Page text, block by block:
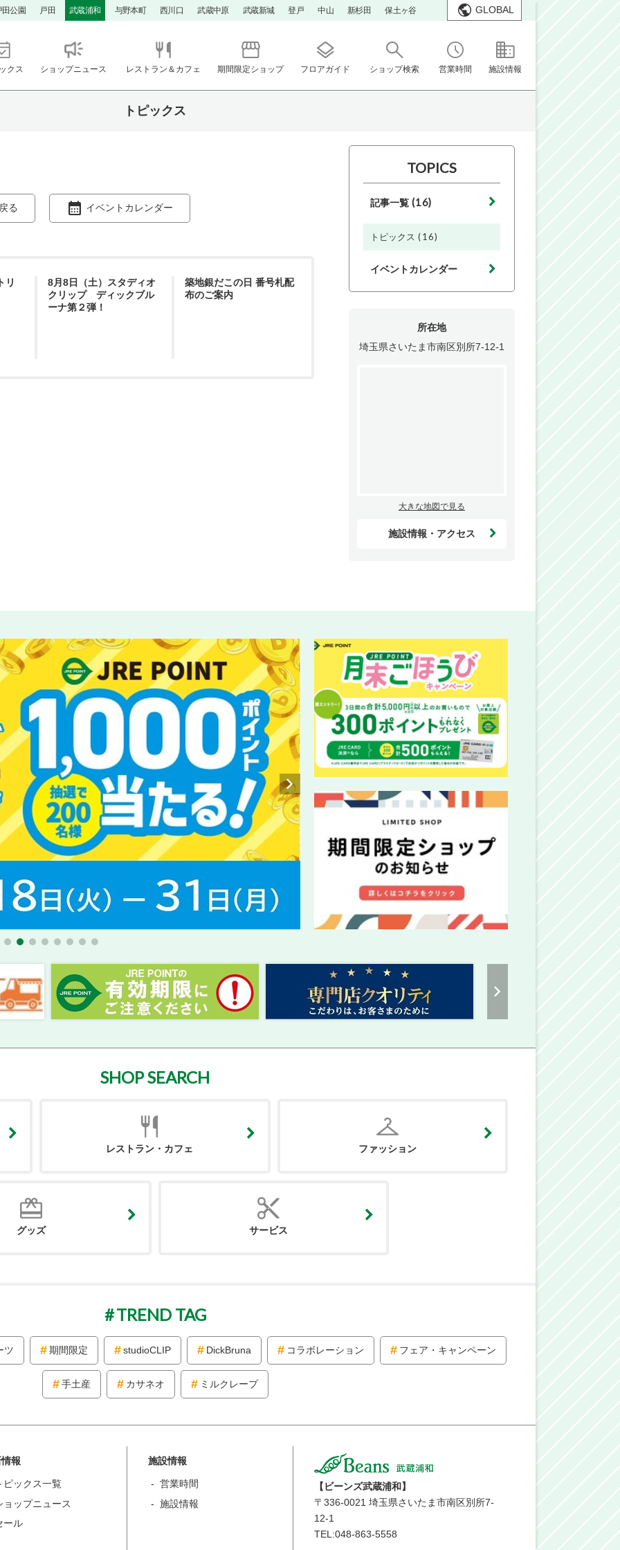
田公園 戸田 武蔵浦和 与野本町 西川口 武蔵中原 武蔵新城 登戸 中山 新杉田 保土ヶ谷 GLOBAL
クス ショップニュース レストラン＆カフェ 期間限定ショップ フロアガイド ショップ検索 営業時間 施設情報
トピックス
る イベントカレンダー
リ
8月8日（土）スタディオ
クリップ ディックブル
ーナ第２弾！
築地銀だこの日 番号札配
布のご案内
TOPICS
記事一覧 (16)
トピックス (16)
イベントカレンダー
所在地
埼玉県さいたま市南区別所7-12-1
大きな地図で見る
施設情報・アクセス
SHOP SEARCH
レストラン・カフェ ファッション
グッズ サービス
TREND TAG
ツ 期間限定 studioCLIP DickBruna コラボレーション フェア・キャンペーン
手土産 カサネオ ミルクレープ
報
ピックス一覧
ョップニュース
ール
施設情報
営業時間
施設情報
【ビーンズ武蔵浦和】
〒 336-0021 埼玉県さいたま市南区別所7-
12-1
TEL:048-863-5558